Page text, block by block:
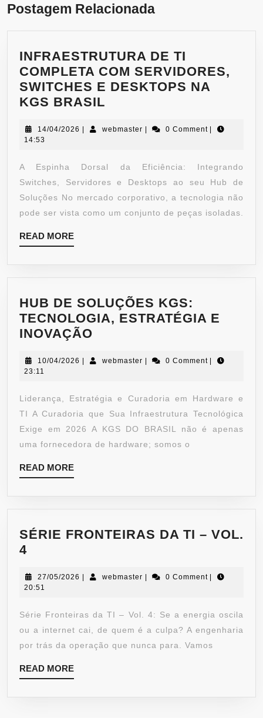
Postagem Relacionada
INFRAESTRUTURA DE TI
COMPLETA COM SERVIDORES,
SWITCHES E DESKTOPS NA
KGS BRASIL
14/04/2026 | webmaster | 0 Comment |
14:53
A Espinha Dorsal da Eficiência: Integrando
Switches, Servidores e Desktops ao seu Hub de
Soluções No mercado corporativo, a tecnologia não
pode ser vista como um conjunto de peças isoladas.
READ MORE
HUB DE SOLUÇÕES KGS:
TECNOLOGIA, ESTRATÉGIA E
INOVAÇÃO
10/04/2026 webmaster 0 Comment
23:11
Liderança, Estratégia e Curadoria em Hardware e
TI A Curadoria que Sua Infraestrutura Tecnológica
Exige em 2026 A KGS DO BRASIL não é apenas
uma fornecedora de hardware; somos o
READ MORE
SÉRIE FRONTEIRAS DA TI – VOL.
4
27/05/2026 webmaster 0 Comment
20:51
Série Fronteiras da TI – Vol. 4: Se a energia oscila
ou a internet cai, de quem é a culpa? A engenharia
por trás da operação que nunca para. Vamos
READ MORE